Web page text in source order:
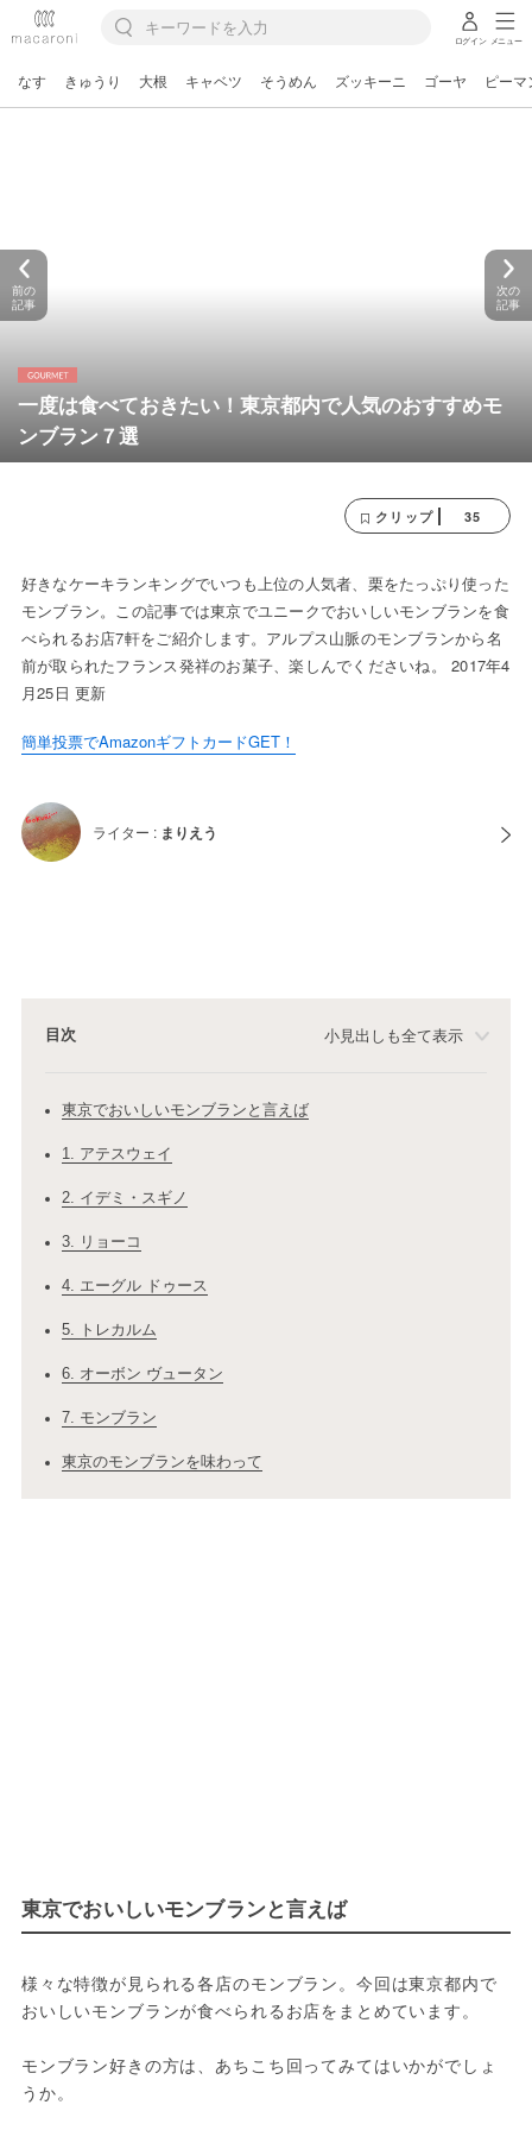
ログイン メニュー
なす きゅうり 大根 キャベツ そうめん ズッキーニ ゴーヤ ピーマ
一度は食べておきたい！東京都内で人気のおすすめモ
ンブラン７選
前の
記事
次の
記事
クリップ 35
好きなケーキランキングでいつも上位の人気者、栗をたっぷり使った
モンブラン。この記事では東京でユニークでおいしいモンブランを食
べられるお店7軒をご紹介します。アルプス山脈のモンブランから名
前が取られたフランス発祥のお菓子、楽しんでくださいね。 2017年4
月25日 更新
簡単投票でAmazonギフトカードGET！
ライター : まりえう
目次 小見出しも全て表示
東京でおいしいモンブランと言えば
1. アテスウェイ
2. イデミ・スギノ
3. リョーコ
4. エーグル ドゥース
5. トレカルム
6. オーボン ヴュータン
7. モンブラン
東京のモンブランを味わって
東京でおいしいモンブランと言えば
様々な特徴が見られる各店のモンブラン。今回は東京都内で
おいしいモンブランが食べられるお店をまとめています。
モンブラン好きの方は、あちこち回ってみてはいかがでしょ
うか。